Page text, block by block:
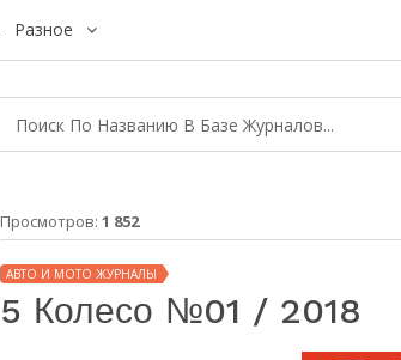
Разное
Просмотров: 1 852
АВТО И МОТО ЖУРНАЛЫ
5 Колесо №01 / 2018